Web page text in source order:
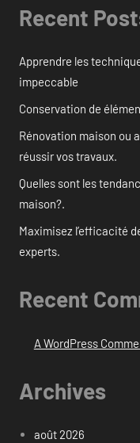
Recent
Apprendre les
impeccable
Conservation de
Rénovation maison ou
réussir vos travaux.
Quelles sont les
maison?.
Maximisez l’efficacité
experts.
Recent
A WordPress
Archives
août 2026